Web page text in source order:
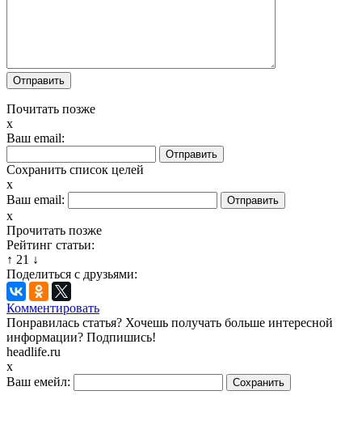
Почитать позже
x
Ваш email:
Сохранить список целей
x
Ваш email:
x
Прочитать позже
Рейтинг статьи:
↑ 21 ↓
Поделиться с друзьями:
Комментировать
Понравилась статья? Хочешь получать больше интересной
информации? Подпишись!
headlife.ru
x
Ваш емейл: